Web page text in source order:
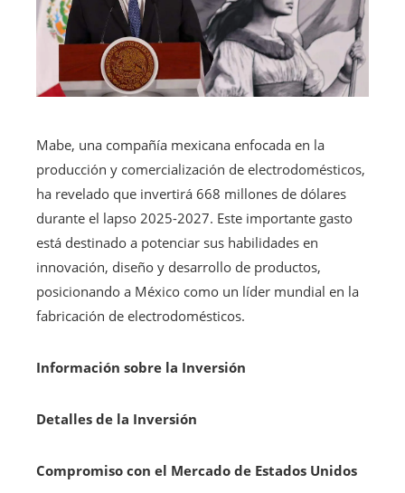
Mabe, una compañía mexicana enfocada en la
producción y comercialización de electrodomésticos,
ha revelado que invertirá 668 millones de dólares
durante el lapso 2025-2027. Este importante gasto
está destinado a potenciar sus habilidades en
innovación, diseño y desarrollo de productos,
posicionando a México como un líder mundial en la
fabricación de electrodomésticos.
Información sobre la Inversión
Detalles de la Inversión
Compromiso con el Mercado de Estados Unidos